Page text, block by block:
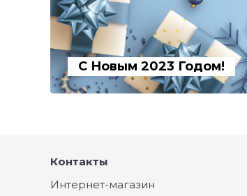
С Новым 2023 Годом!
Контакты
Интернет-магазин